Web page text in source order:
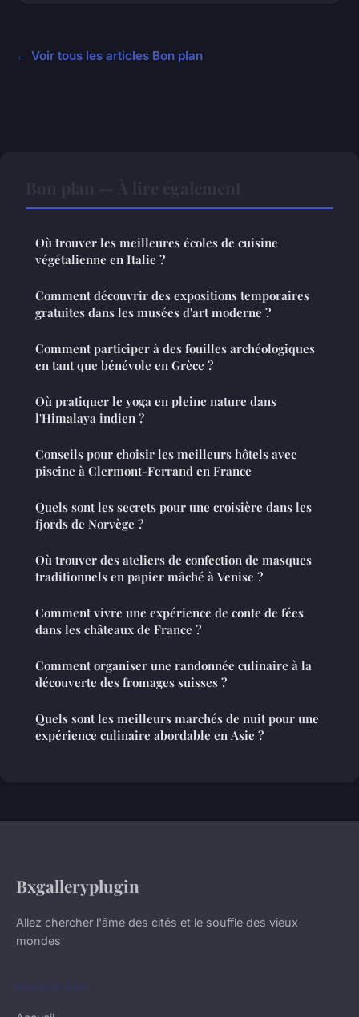
← Voir tous les articles Bon plan
Où trouver les meilleures écoles de cuisine
végétalienne en Italie ?
Comment découvrir des expositions temporaires
gratuites dans les musées d'art moderne ?
Comment participer à des fouilles archéologiques
en tant que bénévole en Grèce ?
Où pratiquer le yoga en pleine nature dans
l'Himalaya indien ?
Conseils pour choisir les meilleurs hôtels avec
piscine à Clermont-Ferrand en France
Quels sont les secrets pour une croisière dans les
fjords de Norvège ?
Où trouver des ateliers de confection de masques
traditionnels en papier mâché à Venise ?
Comment vivre une expérience de conte de fées
dans les châteaux de France ?
Comment organiser une randonnée culinaire à la
découverte des fromages suisses ?
Quels sont les meilleurs marchés de nuit pour une
expérience culinaire abordable en Asie ?
Bxgalleryplugin
Allez chercher l'âme des cités et le souffle des vieux
mondes
NAVIGATION